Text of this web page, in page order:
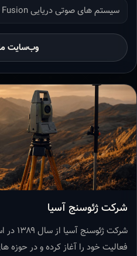
سیستم های صوتی دریایی Fusion و اسکوترهای یاماها
وب‌سایت
شرکت ژئوسنج آسیا
شرکت